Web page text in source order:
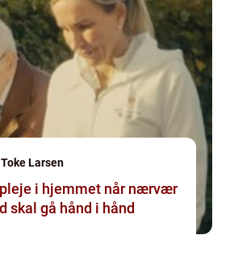
Toke Larsen
hjemmet når nærvær
skal gå hånd i hånd